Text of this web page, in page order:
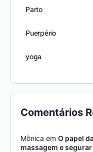
Parto
Puerpério
yoga
Comentários
Mônica em O papel
massagem e